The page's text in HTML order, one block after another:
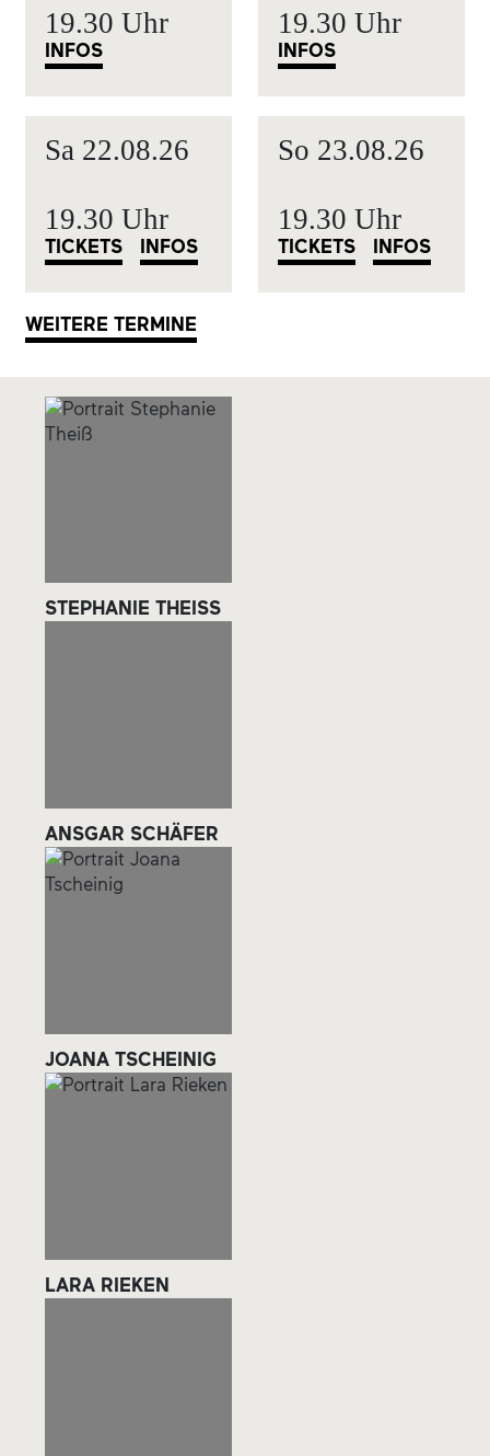
19.30 Uhr
INFOS
19.30 Uhr
INFOS
Sa 22.08.26
19.30 Uhr
TICKETS INFOS
So 23.08.26
19.30 Uhr
TICKETS INFOS
WEITERE TERMINE
STEPHANIE THEISS
ANSGAR SCHÄFER
JOANA TSCHEINIG
LARA RIEKEN